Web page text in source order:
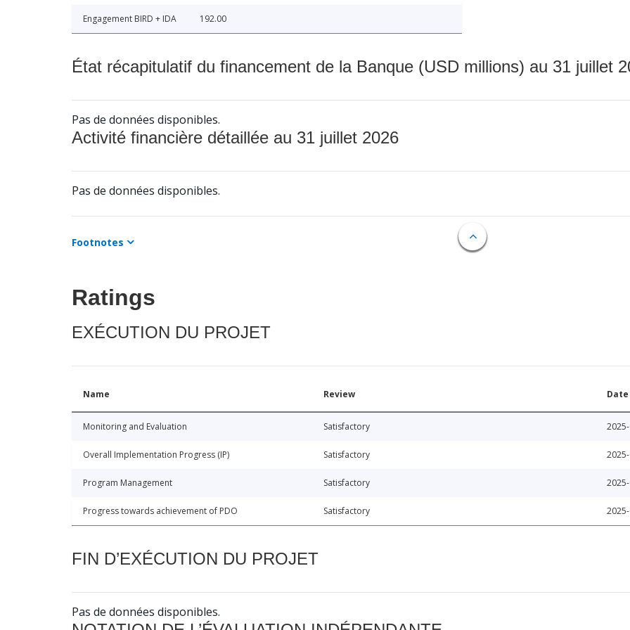
Engagement BIRD + IDA 192.00
État récapitulatif du financement de la Banque (USD millions) au 31 juillet
Pas de données disponibles.
Activité financière détaillée au 31 juillet 2026
Pas de données disponibles.
Footnotes
Ratings
EXÉCUTION DU PROJET
Name Review Date
Monitoring and Evaluation Satisfactory
Overall Implementation Progress (IP) Satisfactory
Program Management Satisfactory
Progress towards achievement of PDO Satisfactory
FIN D’EXÉCUTION DU PROJET
Pas de données disponibles.